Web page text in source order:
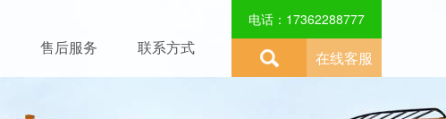
在线客服
电话：17362288777
售后服务 联系方式